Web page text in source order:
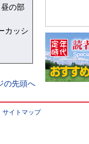
の部
カッシ
の先頭へ
サイトマップ